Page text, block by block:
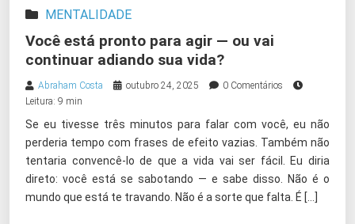
MENTALIDADE
Você está pronto para agir — ou vai
continuar adiando sua vida?
Abraham Costa outubro 24, 2025
0 Comentários
Leitura: 9 min
Se eu tivesse três minutos para falar com você, eu não
perderia tempo com frases de efeito vazias. Também não
tentaria convencê-lo de que a vida vai ser fácil. Eu diria
direto: você está se sabotando — e sabe disso. Não é o
mundo que está te travando. Não é a sorte que falta. É […]